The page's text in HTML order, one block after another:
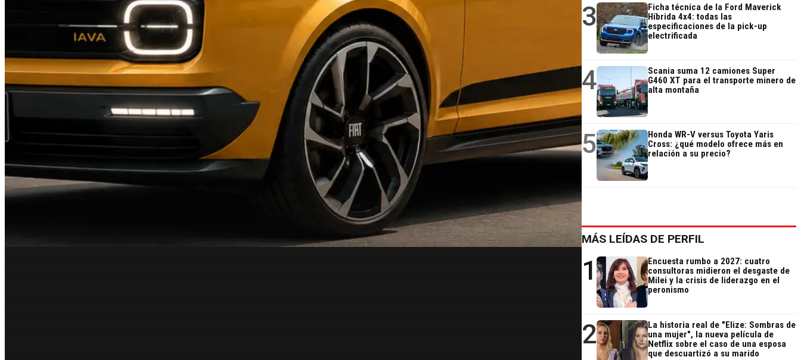
3
Ficha técnica de la Ford Maverick
Híbrida 4x4: todas las
especificaciones de la pick-up
electrificada
4
Scania suma 12 camiones Super
G460 XT para el transporte minero de
alta montaña
5
Honda WR-V versus Toyota Yaris
Cross: ¿qué modelo ofrece más en
relación a su precio?
MÁS LEÍDAS DE PERFIL
1
Encuesta rumbo a 2027: cuatro
consultoras midieron el desgaste de
Milei y la crisis de liderazgo en el
peronismo
2
La historia real de "Elize: Sombras de
una mujer", la nueva película de
Netflix sobre el caso de una esposa
que descuartizó a su marido